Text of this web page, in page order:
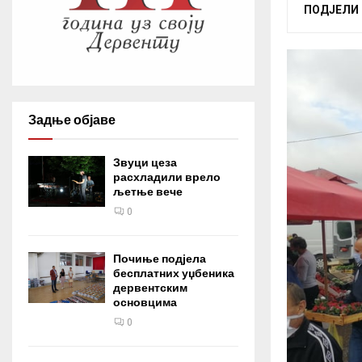
ПОДЈЕЛИ
Задње објаве
Звуци цеза
расхладили врело
љетње вече
0
Почиње подјела
бесплатних уџбеника
дервентским
основцима
0